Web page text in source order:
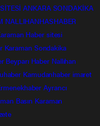
ANKARA SONDAKİKA
NALLIHANHASHABER
Haber sitesi
Karaman Sondakika
Beyparı Haber Nallıhan
Kamudanhaber imaret
Ayrancı
Basın Karaman